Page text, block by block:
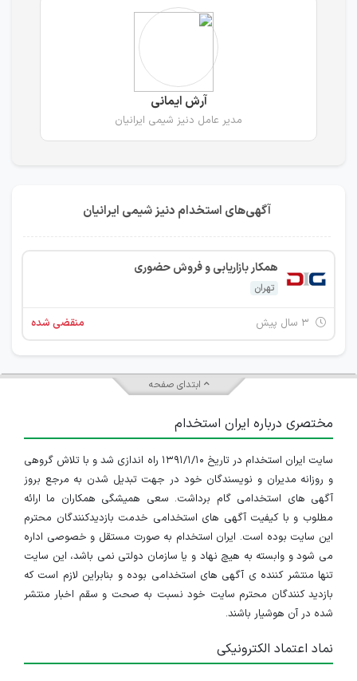
آرش ایمانی
مدیر عامل دنیز شیمی ایرانیان
آگهی‌های استخدام دنیز شیمی ایرانیان
همکار بازاریابی و فروش حضوری
تهران
منقضی شده
ابتدای صفحه
مختصری درباره ایران استخدام
سایت ایران استخدام در تاریخ ۱۳۹۱/۱/۱۰ راه اندازی شد و با تلاش گروهی
و روزانه مدیران و نویسندگان خود در جهت تبدیل شدن به مرجع بروز
آگهی های استخدامی گام برداشت. سعی همیشگی همکاران ما ارائه
مطلوب و با کیفیت آگهی های استخدامی خدمت بازدیدکنندگان محترم
این سایت بوده است. ایران استخدام به صورت مستقل و خصوصی اداره
می شود و وابسته به هیچ نهاد و یا سازمان دولتی نمی باشد، این سایت
تنها منتشر کننده ی آگهی های استخدامی بوده و بنابراین لازم است که
بازدید کنندگان محترم سایت خود نسبت به صحت و سقم اخبار منتشر
شده در آن هوشیار باشند.
نماد اعتماد الکترونیکی